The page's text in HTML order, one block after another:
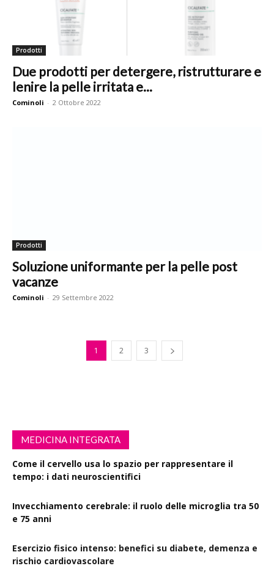
Prodotti
Due prodotti per detergere, ristrutturare e
lenire la pelle irritata e...
Cominoli - 2 Ottobre 2022
Prodotti
Soluzione uniformante per la pelle post
vacanze
Cominoli - 29 Settembre 2022
1 2 3
MEDICINA INTEGRATA
Come il cervello usa lo spazio per rappresentare il
tempo: i dati neuroscientifici
Invecchiamento cerebrale: il ruolo delle microglia tra 50
e 75 anni
Esercizio fisico intenso: benefici su diabete, demenza e
rischio cardiovascolare